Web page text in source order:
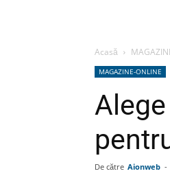
Acasă
MAGAZINE-ONLINE
De către Aionweb -